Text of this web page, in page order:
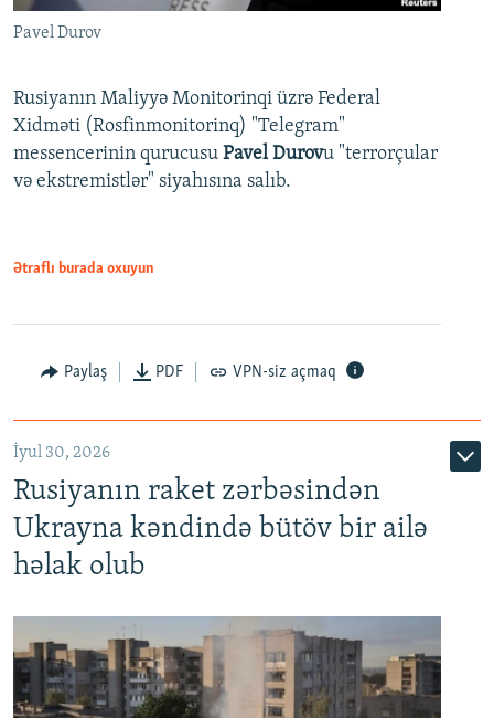
Pavel Durov
Rusiyanın Maliyyə Monitorinqi üzrə Federal
Xidməti (Rosfinmonitorinq) "Telegram"
messencerinin qurucusu Pavel Durovu "terrorçular
və ekstremistlər" siyahısına salıb.
Ətraflı burada oxuyun
Paylaş PDF VPN-siz açmaq
İyul 30, 2026
Rusiyanın raket zərbəsindən
Ukrayna kəndində bütöv bir ailə
həlak olub